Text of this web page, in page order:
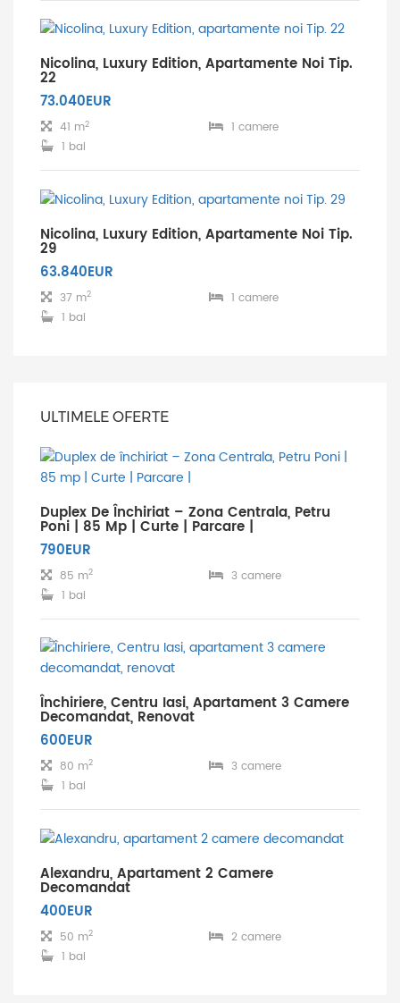
Nicolina, Luxury Edition, Apartamente Noi Tip.
22
73.040EUR
41 m2
1 camere
1 bai
Nicolina, Luxury Edition, Apartamente Noi Tip.
29
63.840EUR
37 m2
1 camere
1 bai
ULTIMELE OFERTE
Duplex De Închiriat – Zona Centrala, Petru
Poni | 85 Mp | Curte | Parcare |
790EUR
85 m2
3 camere
1 bai
Închiriere, Centru Iasi, Apartament 3 Camere
Decomandat, Renovat
600EUR
80 m2
3 camere
1 bai
Alexandru, Apartament 2 Camere
Decomandat
400EUR
50 m2
2 camere
1 bai